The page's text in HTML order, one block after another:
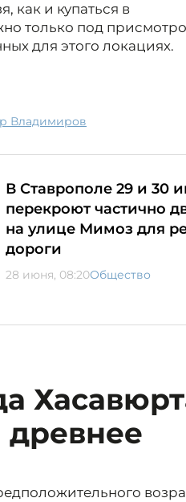
как и купаться в
только под
для этого локациях.
Владимиров
В Ставрополе 29 и 30
перекроют частично
на улице Мимоз для
дороги
28 июня, 08:20Общество